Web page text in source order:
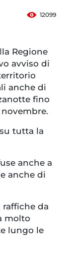
12099
Regione
avviso di
anche di
fino
tutta la
anche a
anche di
da
molto
lungo le